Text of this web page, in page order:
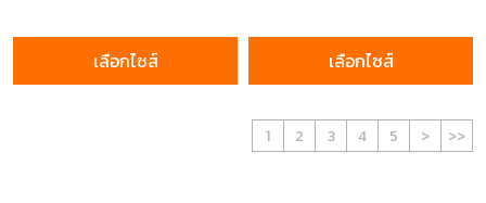
เลือกไซส์ เลือกไซส์
1 2 3 4 5 > >>